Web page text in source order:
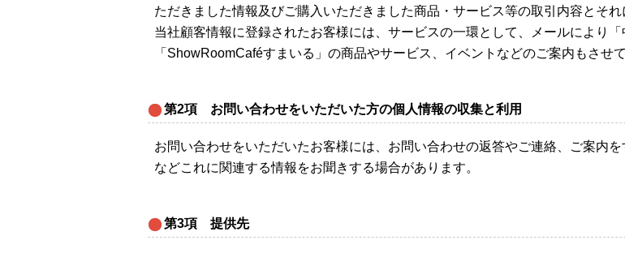
ただきました情報及びご購入いただきました商品・サービス等の取引内容とそれ
当社顧客情報に登録されたお客様には、サービスの一環として、メールにより
「ShowRoomCaféすまいる」の商品やサービス、イベントなどのご案内もさせ
第2項 お問い合わせをいただいた方の個人情報の収集と利用
お問い合わせをいただいたお客様には、お問い合わせの返答やご連絡、ご案内
などこれに関連する情報をお聞きする場合があります。
第3項 提供先